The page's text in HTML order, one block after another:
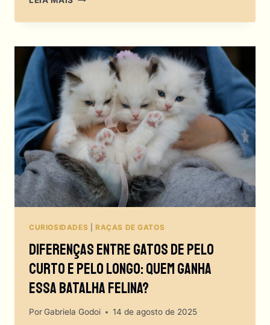
SPHYNX:
À
PRIMEIRA
VISTA
OU
DECISÃO
ARRISCADA?
CURIOSIDADES RAÇAS DE GATOS
Diferenças Entre Gatos De Pelo
Curto E Pelo Longo: Quem Ganha
Essa Batalha Felina?
PorGabriela Godoi 14 de agosto de 2025